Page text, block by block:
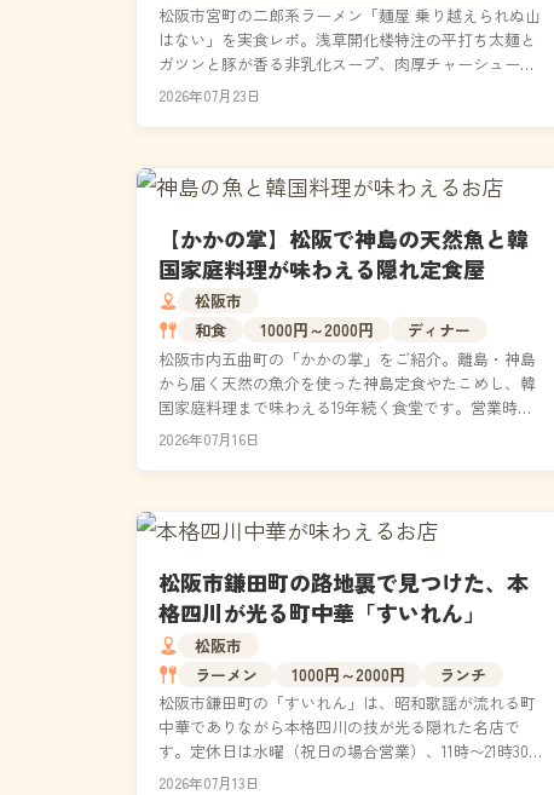
松阪市宮町の二郎系ラーメン「麺屋 乗り越えられぬ山
はない」を実食レポ。浅草開化楼特注の平打ち太麺と
ガツンと豚が香る非乳化スープ、肉厚チャーシューの
実力を徹底解説。般若心経に通じる店名の由来、和食
2026年07月23日
【かかの掌】松阪で神島の天然魚と韓
国家庭料理が味わえる隠れ定食屋
松阪市
和食
1000円～2000円
ディナー
松阪市内五曲町の「かかの掌」をご紹介。離島・神島
から届く天然の魚介を使った神島定食やたこめし、韓
国家庭料理まで味わえる19年続く食堂です。営業時
間・駐車場・実際に食べた本音レポートまで詳しくお
2026年07月16日
松阪市鎌田町の路地裏で見つけた、本
格四川が光る町中華「すいれん」
松阪市
ラーメン
1000円～2000円
ランチ
松阪市鎌田町の「すいれん」は、昭和歌謡が流れる町
中華でありながら本格四川の技が光る隠れた名店で
す。定休日は水曜（祝日の場合営業）、11時〜21時30分
（L.O.21時）まで営業。本格四川麻婆豆腐や担々...
2026年07月13日